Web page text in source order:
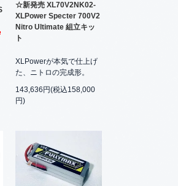
☆新発売 XL70V2NK02-
XLPower Specter 700V2
Nitro Ultimate 組立キッ
ト
XLPowerが本気で仕上げ
た、ニトロの完成形。
143,636円(税込158,000
円)